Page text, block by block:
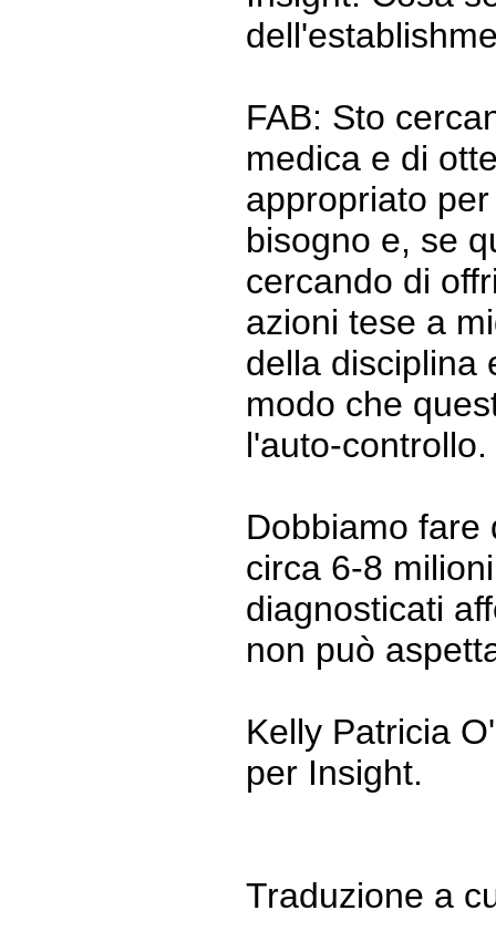
FAB: Sto
medica e di
appropriato
bisogno e, se
cercando di
azioni tese a
della disciplina
modo che
l'auto-
Dobbiamo fare
circa 6-8
diagnosticati
non può
Kelly Patricia
per Insight.
Traduzione a